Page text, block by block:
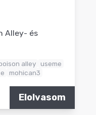
Alley- és
alley useme
mohican3
Elolvasom